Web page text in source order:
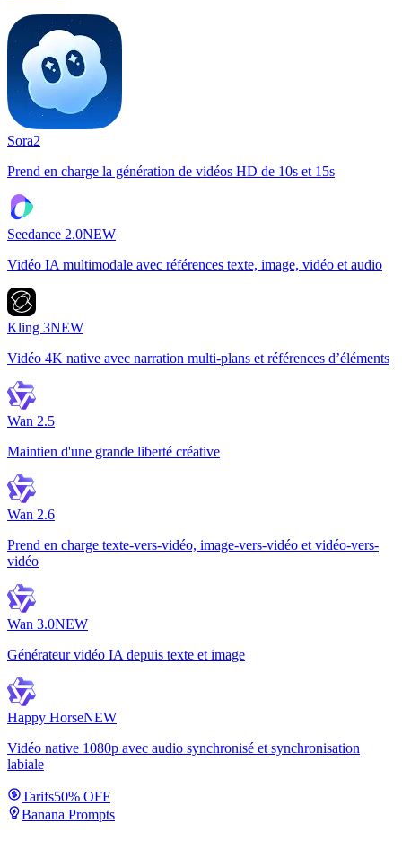
Sora2
Prend en charge la génération de vidéos HD de 10s et 15s
Seedance 2.0NEW
Vidéo IA multimodale avec références texte, image, vidéo et audio
Kling 3NEW
Vidéo 4K native avec narration multi-plans et références d’éléments
Wan 2.5
Maintien d'une grande liberté créative
Wan 2.6
Prend en charge texte-vers-vidéo, image-vers-vidéo et vidéo-vers-
vidéo
Wan 3.0NEW
Générateur vidéo IA depuis texte et image
Happy HorseNEW
Vidéo native 1080p avec audio synchronisé et synchronisation
labiale
Tarifs50% OFF
Banana Prompts